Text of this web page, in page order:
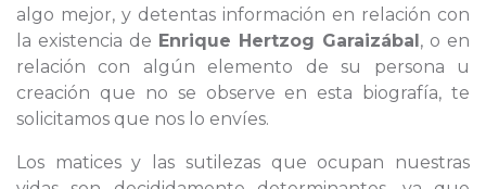
algo mejor, y detentas información en relación con
la existencia de Enrique Hertzog Garaizábal, o en
relación con algún elemento de su persona u
creación que no se observe en esta biografía, te
solicitamos que nos lo envíes.
Los matices y las sutilezas que ocupan nuestras